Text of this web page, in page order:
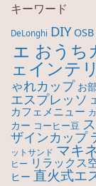
キーワード
DeLonghi DIY OSB
ェ おうち
ェインテ
ゃれカップ お
エスプレッソ
カフェメニュー
カー コーヒー豆
ザインカップ
ットサンド マキ
ヒー リラックス
ヒー 直火式エ